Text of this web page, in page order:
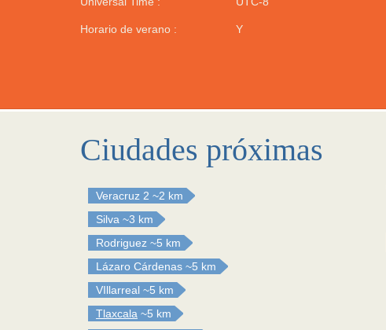
Horario de verano : Y
Ciudades próximas
Veracruz 2 ~2 km
Silva ~3 km
Rodriguez ~5 km
Lázaro Cárdenas ~5 km
VIllarreal ~5 km
Tlaxcala ~5 km